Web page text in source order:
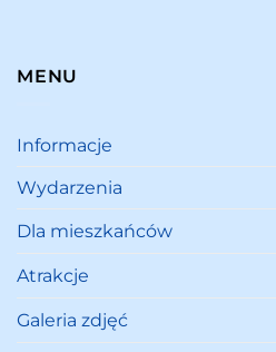
MENU
Informacje
Wydarzenia
Dla mieszkańców
Atrakcje
Galeria zdjęć